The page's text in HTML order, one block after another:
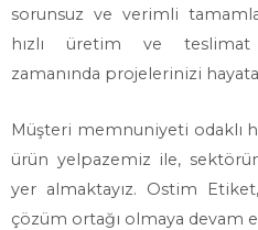
sorunsuz ve verimli
hızlı üretim ve teslimat
zamanında projelerinizi
Müşteri memnuniyeti odaklı
ürün yelpazemiz ile,
yer almaktayız. Ostim
çözüm ortağı olmaya devam